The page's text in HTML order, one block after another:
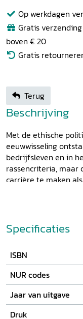
Op werkdagen
Gratis
boven € 20
Gratis
Terug
Beschrijving
Met de ethische
eeuwwisseling
bedrijfsleven en in
rassencriteria,
carrière te maken
het recht of van de
met het
lagere Europese
gevuld met
gedwongen hun
kwalificatie te
opleidingen en
dragen deze
emancipatiegolf in
Specificaties
ISBN
NUR codes
Jaar van uitgave
Druk